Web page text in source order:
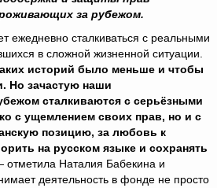
за рубежом.
ежедневно сталкиваться с реальными
в сложной жизненной ситуации.
историй было меньше и чтобы
Но зачастую наши
сталкиваются с серьёзными
с ущемлением своих прав, но и с
позицию, за любовь к
на русском языке и сохранять
отметила Наталия Бабекина и
деятельность в фонде не просто